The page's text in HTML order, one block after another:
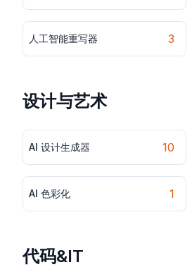
人工智能重写器 3
设计与艺术
AI 设计生成器 10
AI 色彩化 1
代码&IT